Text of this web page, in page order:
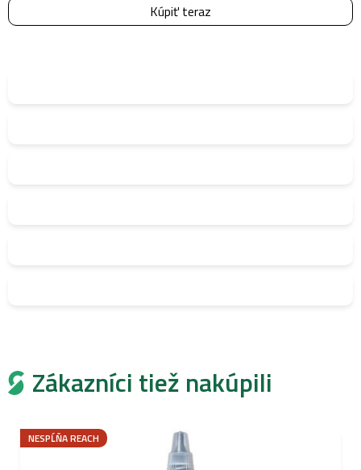
Kúpiť teraz
Zákazníci tiež nakúpili
NESPĹŇA REACH